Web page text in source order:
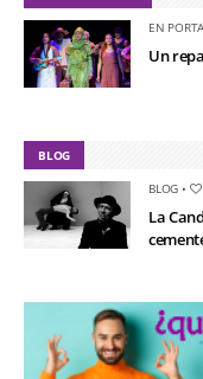
EN
Un
BLOG
BLOG •
La